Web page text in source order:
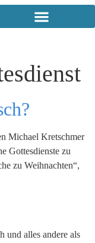
Michael Kretschmer
Gottesdienste zu
zu Weihnachten“,
und alles andere als